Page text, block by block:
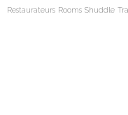
Restaurateurs Rooms Shuddle